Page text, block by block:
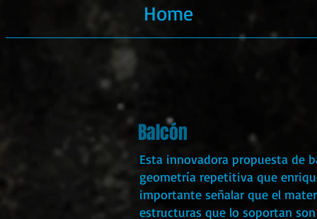
Home
Esta innovadora propuesta de
geometría repetitiva que
importante señalar que el
estructuras que lo soportan son
Balcón